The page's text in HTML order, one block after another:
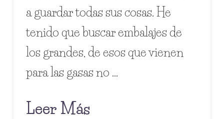
a guardar todas sus cosas. He
tenido que buscar embalajes de
los grandes, de esos que vienen
para las gasas no …
Leer Más